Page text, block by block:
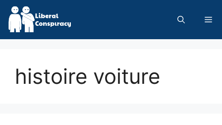
Skip
content
histoire voiture